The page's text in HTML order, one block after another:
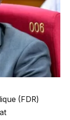
(FDR)